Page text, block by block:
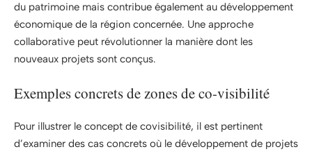
du patrimoine mais contribue également au développement
économique de la région concernée. Une approche
collaborative peut révolutionner la manière dont les
nouveaux projets sont conçus.
Exemples concrets de zones de co-visibilité
Pour illustrer le concept de covisibilité, il est pertinent
d’examiner des cas concrets où le développement de projets